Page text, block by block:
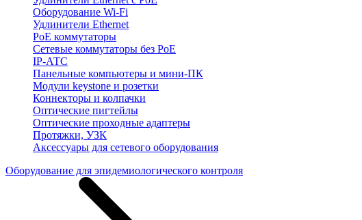
Оборудование Wi-Fi
Удлинители Ethernet
PoE коммутаторы
Сетевые коммутаторы без PoE
IP-АТС
Панельные компьютеры и мини-ПК
Модули keystone и розетки
Коннекторы и колпачки
Оптические пигтейлы
Оптические проходные адаптеры
Протяжки, УЗК
Аксессуары для сетевого оборудования
Оборудование для эпидемиологического контроля